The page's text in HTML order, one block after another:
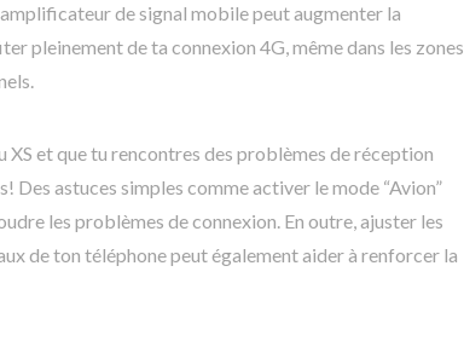
de signal mobile peut augmenter la
pleinement de ta connexion 4G, même dans les zones
XS et que tu rencontres des problèmes de réception
Des astuces simples comme activer le mode “Avion”
les problèmes de connexion. En outre, ajuster les
de ton téléphone peut également aider à renforcer la